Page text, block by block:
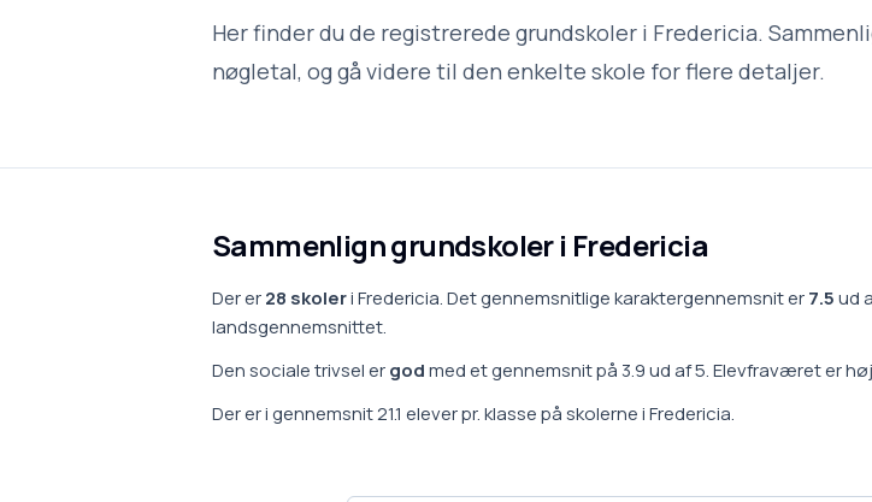
Her finder du de registrerede grundskoler i Fredericia.
nøgletal, og gå videre til den enkelte skole for flere detaljer.
Sammenlign grundskoler i Fredericia
Der er28 skoleriFredericia.Det gennemsnitlige karaktergennemsnit er7.5ud
landsgennemsnittet.
Den sociale trivsel ergodmed et gennemsnit på 3.9ud af 5.Elevfraværet er
Der er i gennemsnit21.1 elever pr. klasse påskolerne iFredericia.